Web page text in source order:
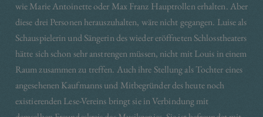
wie Marie Antoinette oder Max Franz Hauptrollen erhalten. Aber
diese drei Personen herauszuhalten, wäre nicht gegangen. Luise als
Schauspielerin und Sängerin des wieder eröffneten Schlosstheaters
hätte sich schon sehr anstrengen müssen, nicht mit Louis in einem
Raum zusammen zu treffen. Auch ihre Stellung als Tochter eines
angesehenen Kaufmanns und Mitbegründer des heute noch
existierenden Lese-Vereins bringt sie in Verbindung mit